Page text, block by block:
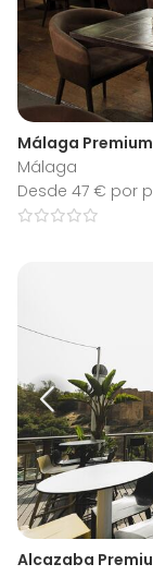
Málaga
Málaga
Desde 47 € por
Alcazaba